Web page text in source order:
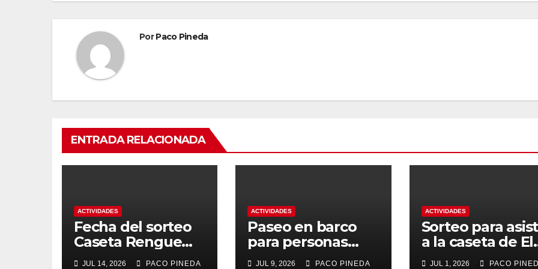
PorPaco Pineda
ENTRADA RELACIONADA
ACTIVIDADES
Fecha del sorteo
Caseta Rengue
Feria de Málaga
JUL 14, 2026 PACO PINEDA
ACTIVIDADES
Paseo en barco
para personas
mayores
JUL 9, 2026 PACO PINEDA
ACTIVIDADES
Sorteo para
a la caseta de El
Rengue, Feria
JUL 1, 2026 PACO